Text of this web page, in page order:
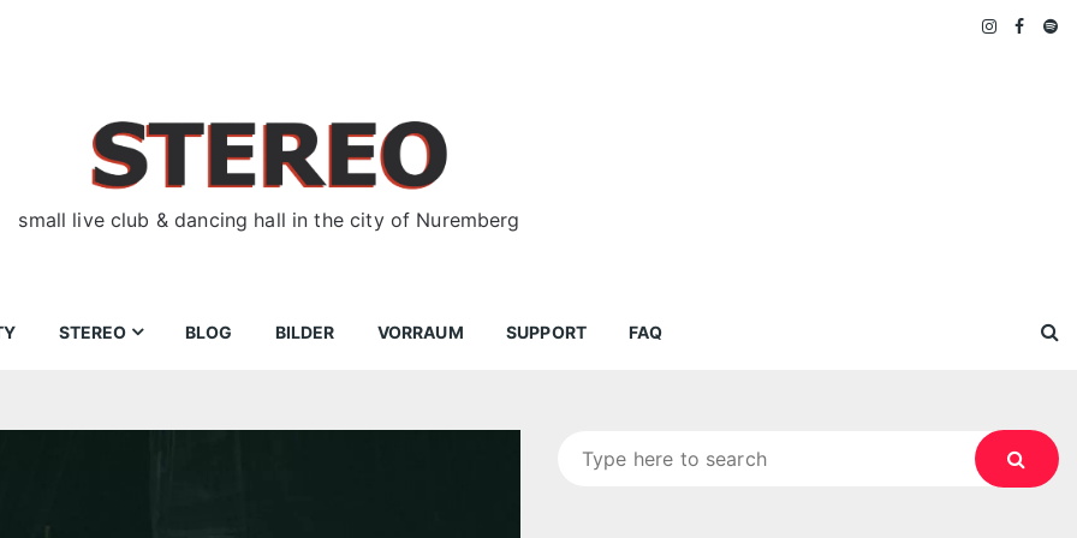
small live club & dancing hall in the city of Nuremberg
STEREO BLOG BILDER VORRAUM SUPPORT FAQ
for: